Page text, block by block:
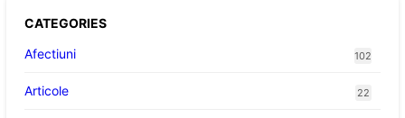
CATEGORIES
Afectiuni
102
Articole 22